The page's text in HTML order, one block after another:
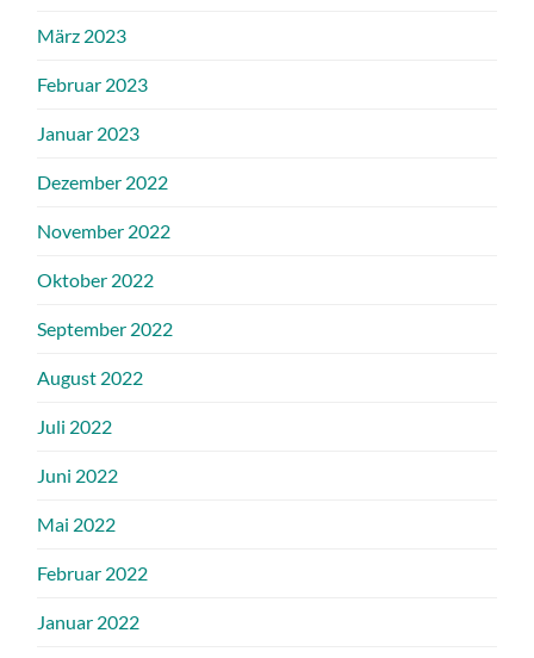
März 2023
Februar 2023
Januar 2023
Dezember 2022
November 2022
Oktober 2022
September 2022
August 2022
Juli 2022
Juni 2022
Mai 2022
Februar 2022
Januar 2022